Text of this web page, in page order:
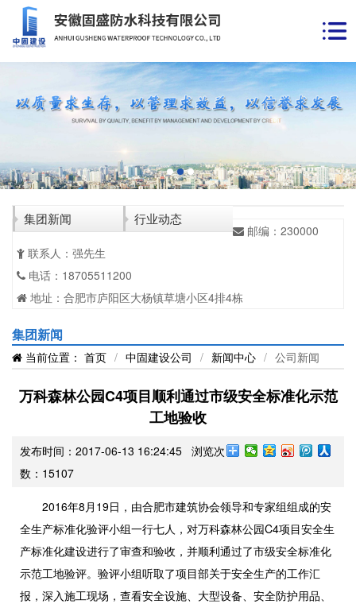
集团新闻 行业动态
邮编：230000
联系人：强先生
电话：18705511200
地址：合肥市庐阳区大杨镇草塘小区4排4栋
集团新闻
当前位置： 首页 / 中固建设公司 / 新闻中心 / 公司新闻
万科森林公园C4项目顺利通过市级安全标准化示范
工地验收
发布时间：2017-06-13 16:24:45 浏览次
数： 15107
2016年8月19日，由合肥市建筑协会领导和专家组组成的安
全生产标准化验评小组一行七人，对万科森林公园C4项目安全生
产标准化建设进行了审查和验收，并顺利通过了市级安全标准化
示范工地验评。验评小组听取了项目部关于安全生产的工作汇
报，深入施工现场，查看安全设施、大型设备、安全防护用品、